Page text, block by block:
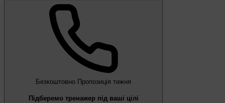
Безкоштовно Пропозиція тижня
Підберемо тренажер під ваші цілі